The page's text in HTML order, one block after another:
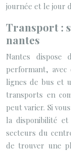
journée et le jour
Transport :
nantes
Nantes dispose
performant,
lignes de bus et
transports en
peut varier. Si
la disponibilité
secteurs du
de trouver une